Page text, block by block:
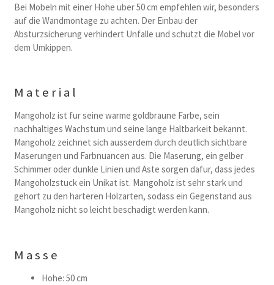
Bei Mobeln mit einer Hohe uber 50 cm empfehlen wir, besonders
auf die Wandmontage zu achten. Der Einbau der
Absturzsicherung verhindert Unfalle und schutzt die Mobel vor
dem Umkippen.
Material
Mangoholz ist fur seine warme goldbraune Farbe, sein
nachhaltiges Wachstum und seine lange Haltbarkeit bekannt.
Mangoholz zeichnet sich ausserdem durch deutlich sichtbare
Maserungen und Farbnuancen aus. Die Maserung, ein gelber
Schimmer oder dunkle Linien und Aste sorgen dafur, dass jedes
Mangoholzstuck ein Unikat ist. Mangoholz ist sehr stark und
gehort zu den harteren Holzarten, sodass ein Gegenstand aus
Mangoholz nicht so leicht beschadigt werden kann.
Masse
Hohe: 50 cm